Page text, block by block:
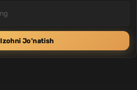
Izohni Jo'natish